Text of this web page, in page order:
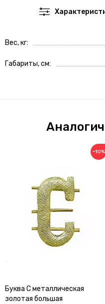
Вес, кг
Габариты, см
−10%
Буква С металлическая
золотая большая